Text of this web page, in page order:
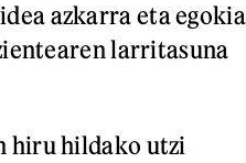
azkarra eta egokia
larritasuna
hiru hildako utzi